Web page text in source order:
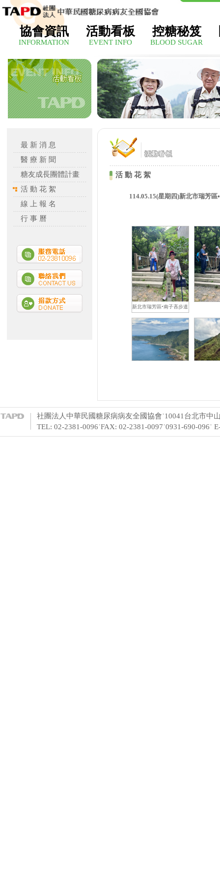
協會資訊
INFORMATION
活動看板
EVENT INFO
控糖秘笈
BLOOD SUGAR
最 新 消 息
醫 療 新 聞
糖友成長團體計畫
活 動 花 絮
線 上 報 名
行 事 曆
活 動 花 絮
114.05.15(星期四)新北市瑞芳
新北市瑞芳區•南子吝步道
社團法人中華民國糖尿病病友全國協會˙10041台北市中
TEL: 02-2381-0096˙FAX: 02-2381-0097˙0931-690-096˙